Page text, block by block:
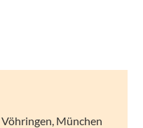
Vöhringen, München